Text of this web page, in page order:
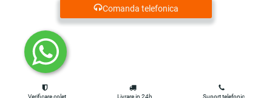
Comanda telefonica
Verificare colet Livrare in 24h Suport telefonic